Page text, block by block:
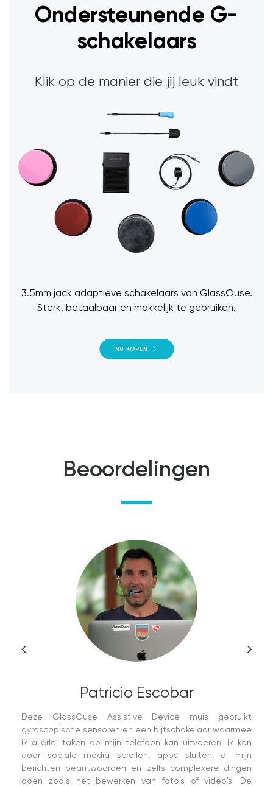
Ondersteunende G-
schakelaars
Klik op de manier die jij leuk vindt
3.5mm jack adaptieve schakelaars van GlassOuse.
Sterk, betaalbaar en makkelijk te gebruiken.
NU KOPEN
Beoordelingen
Patricio Escobar
Deze GlassOuse Assistive Device muis gebruikt
gyroscopische sensoren en een bijtschakelaar waarmee
ik allerlei taken op mijn telefoon kan uitvoeren. Ik kan
door sociale media scrollen, apps sluiten, al mijn
berichten beantwoorden en zelfs complexere dingen
doen zoals het bewerken van foto's of video's. De